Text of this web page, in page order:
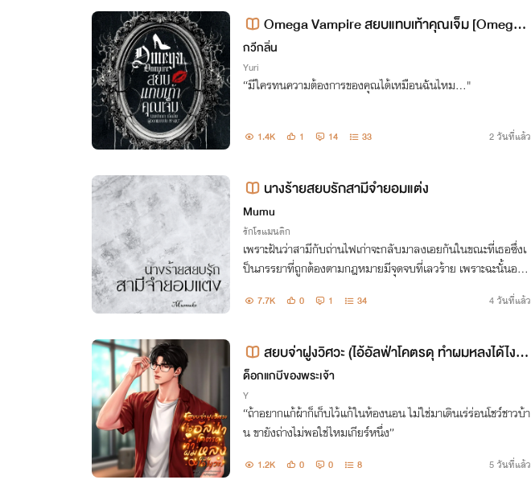
Omega Vampire สยบแทบเท้าคุณเจ็ม [Omegav
erse]
กวีกลิ่น
Yuri
“มีใครทนความต้องการของคุณได้เหมือนฉันไหม..."
1.4K 1 14 33 2 วันที่แล้ว
นางร้ายสยบรักสามีจำยอมแต่ง
Mumu
รักโรแมนติก
เพราะฝันว่าสามีกับถ่านไฟเก่าจะกลับมาลงเอยกันในขณะที่เธอซึ่งเ
ป็นภรรยาที่ถูกต้องตามกฎหมายมีจุดจบที่เลวร้าย เพราะฉะนั้นอลิ
7.7K 0 1 34 4 วันที่แล้ว
สยบจ่าฝูงวิศวะ (ไอ้อัลฟ่าโคตรดุ ทำผมหลงได้ไงวะ)
มี E-Book.
ด็อกแกบีของพระเจ้า
Y
“ถ้าอยากแก้ผ้าก็เก็บไว้แก้ในห้องนอน ไม่ใช่มาเดินเร่ร่อนโชว์ชาวบ้า
น ขายังถ่างไม่พอใช่ไหมเกียร์หนึ่ง”
1.2K 0 0 8 5 วันที่แล้ว